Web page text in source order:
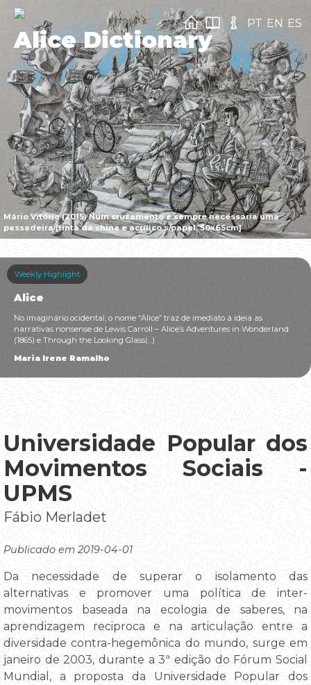
Mário Vitória (2015) Num cruzamento é sempre necessária uma
passadeira [tinta da china e acrílico s/papel, 50x65cm]
Alice Dictionary
PT EN ES
Weekly Highlight
Alice
No imaginário ocidental, o nome “Alice” traz de imediato à ideia as
narrativas nonsense de Lewis Carroll – Alice’s Adventures in Wonderland
(1865) e Through the Looking Glass(...)
Maria Irene Ramalho
Universidade Popular dos
Movimentos Sociais -
UPMS
Fábio Merladet
Publicado em 2019-04-01
Da necessidade de superar o isolamento das
alternativas e promover uma política de inter-
movimentos baseada na ecologia de saberes, na
aprendizagem reciproca e na articulação entre a
diversidade contra-hegemônica do mundo, surge em
janeiro de 2003, durante a 3ª edição do Fórum Social
Mundial, a proposta da Universidade Popular dos